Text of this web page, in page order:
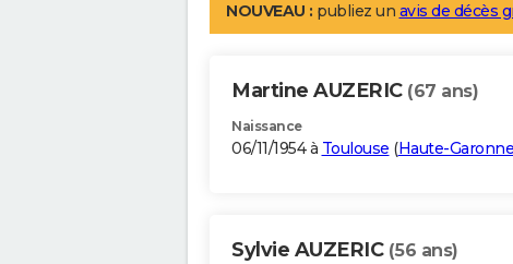
NOUVEAU : publiez un avis de décès
Martine AUZERIC (67 ans)
Naissance
06/11/1954 à Toulouse (Haute-Garonne
Sylvie AUZERIC (56 ans)